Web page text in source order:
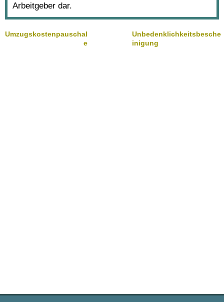
Arbeitgeber dar.
Umzugskostenpauschal
e
Unbedenklichkeitsbesche
inigung